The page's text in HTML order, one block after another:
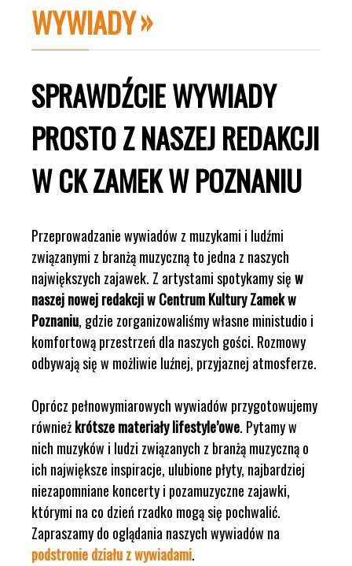
WYWIADY
SPRAWDŹCIE WYWIADY
PROSTO Z NASZEJ REDAKCJI
W CK ZAMEK W POZNANIU
Przeprowadzanie wywiadów z muzykami i ludźmi
związanymi z branżą muzyczną to jedna z naszych
największych zajawek. Z artystami spotykamy sięw
naszej nowej redakcji w Centrum Kultury Zamek w
Poznaniu, gdzie zorganizowaliśmy własne ministudio i
komfortową przestrzeń dla naszych gości. Rozmowy
odbywają się w możliwie luźnej, przyjaznej atmosferze.
Oprócz pełnowymiarowych wywiadów przygotowujemy
równieżkrótsze materiały lifestyle’owe. Pytamy w
nich muzyków i ludzi związanych z branżą muzyczną o
ich największe inspiracje, ulubione płyty, najbardziej
niezapomniane koncerty i pozamuzyczne zajawki,
którymi na co dzień rzadko mogą się pochwalić.
Zapraszamy do oglądania naszych wywiadów na
podstronie działu z wywiadami.